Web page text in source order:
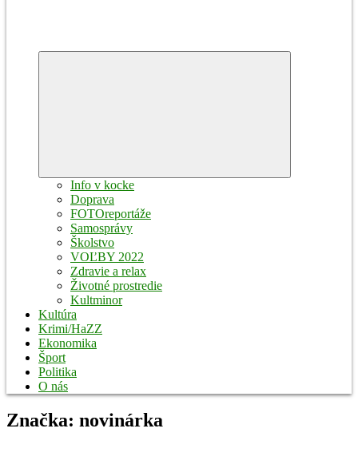
Info v kocke
Doprava
FOTOreportáže
Samosprávy
Školstvo
VOĽBY 2022
Zdravie a relax
Životné prostredie
Kultminor
Kultúra
Krimi/HaZZ
Ekonomika
Šport
Politika
O nás
Značka: novinárka